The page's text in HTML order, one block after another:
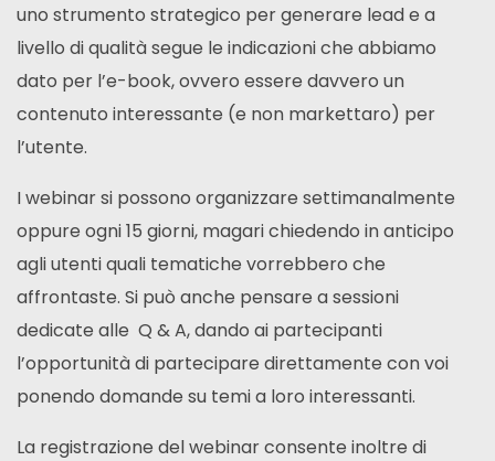
uno strumento strategico per generare lead e a
livello di qualità segue le indicazioni che abbiamo
dato per l’e-book, ovvero essere davvero un
contenuto interessante (e non markettaro) per
l’utente.
I webinar si possono organizzare settimanalmente
oppure ogni 15 giorni, magari chiedendo in anticipo
agli utenti quali tematiche vorrebbero che
affrontaste. Si può anche pensare a sessioni
dedicate alle Q & A, dando ai partecipanti
l’opportunità di partecipare direttamente con voi
ponendo domande su temi a loro interessanti.
La registrazione del webinar consente inoltre di